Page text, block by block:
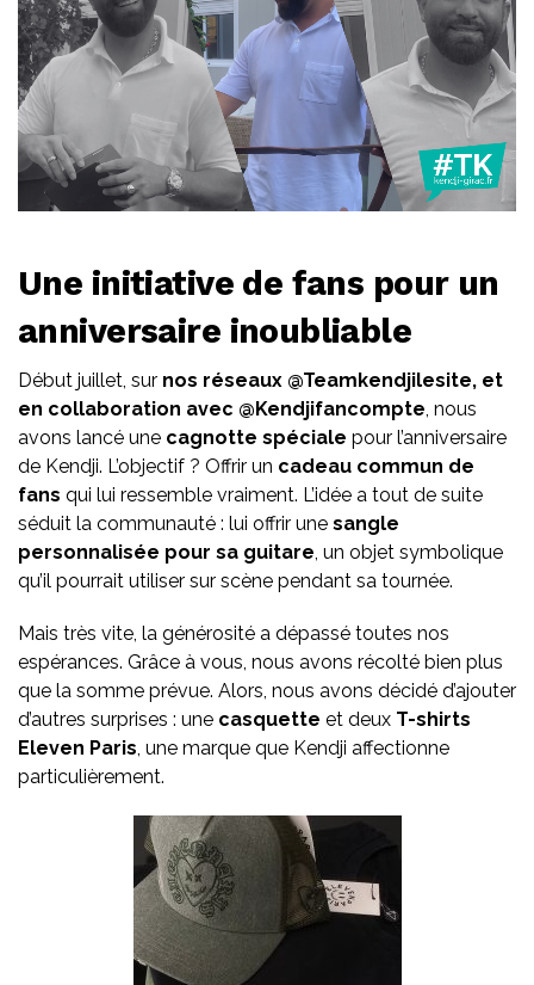
Une initiative de fans pour un
anniversaire inoubliable
Début juillet, sur nos réseaux @Teamkendjilesite, et
en collaboration avec @Kendjifancompte , nous
avons lancé une cagnotte spéciale pour l’anniversaire
de Kendji. L’objectif ? Offrir un cadeau commun de
fans qui lui ressemble vraiment. L’idée a tout de suite
séduit la communauté : lui offrir une sangle
personnalisée pour sa guitare , un objet symbolique
qu’il pourrait utiliser sur scène pendant sa tournée.
Mais très vite, la générosité a dépassé toutes nos
espérances. Grâce à vous, nous avons récolté bien plus
que la somme prévue. Alors, nous avons décidé d’ajouter
d’autres surprises : une casquette et deux T-shirts
Eleven Paris , une marque que Kendji affectionne
particulièrement.